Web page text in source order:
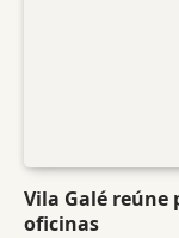
Vila Galé reúne
oficinas